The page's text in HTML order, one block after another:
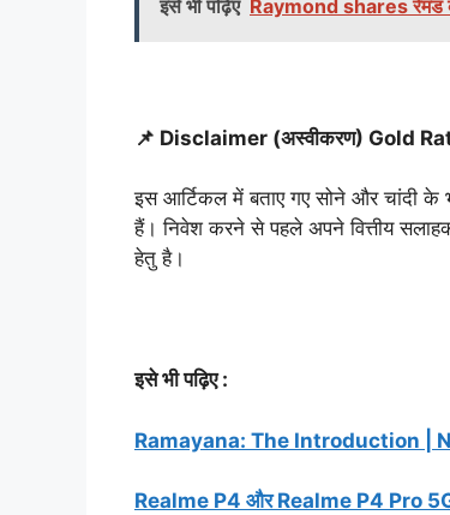
इसे भी पढ़िए Raymond shares रेमंड के
📌 Disclaimer (अस्वीकरण) Gold
इस आर्टिकल में बताए गए सोने और चांदी
हैं। निवेश करने से पहले अपने वित्तीय
हेतु है।
इसे भी पढ़िए:
Ramayana: The Introduction |
Realme P4 और Realme P4 Pro